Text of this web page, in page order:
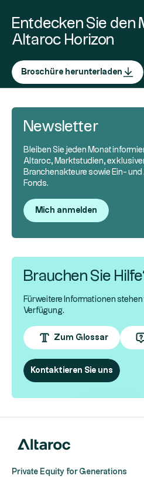
Entdecken Sie den
Altaroc Horizon
Broschüre herunterladen
Newsletter
Bleiben Sie jeden Monat
Altaroc, Marktstudien,
Branchenakteure sowie Ein-
Fonds.
Mich anmelden
Brauchen Sie
Für weitere Informationen stehen
Verfügung.
Zum Glossar
Kontaktieren Sie uns
Private Equity for Generations